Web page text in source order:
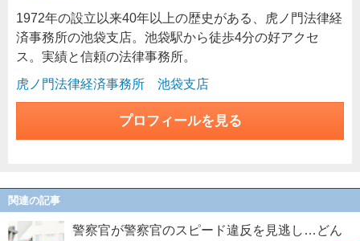
1972年の設立以来40年以上の歴史がある、虎ノ門法律経
済事務所の池袋支店。池袋駅から徒歩4分の好アクセ
ス。実績と信頼の法律事務所。
虎ノ門法律経済事務所 池袋支店
プロフィールを見る
関連の記事
警察官が警察官のスピード違反を見逃し…どん